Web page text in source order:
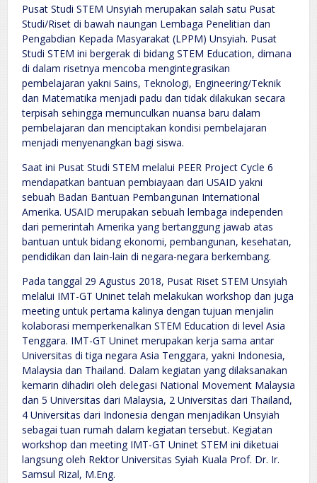
Pusat Studi STEM Unsyiah merupakan salah satu Pusat
Studi/Riset di bawah naungan Lembaga Penelitian dan
Pengabdian Kepada Masyarakat (LPPM) Unsyiah. Pusat
Studi STEM ini bergerak di bidang STEM Education, dimana
di dalam risetnya mencoba mengintegrasikan
pembelajaran yakni Sains, Teknologi, Engineering/Teknik
dan Matematika menjadi padu dan tidak dilakukan secara
terpisah sehingga memunculkan nuansa baru dalam
pembelajaran dan menciptakan kondisi pembelajaran
menjadi menyenangkan bagi siswa.
Saat ini Pusat Studi STEM melalui PEER Project Cycle 6
mendapatkan bantuan pembiayaan dari USAID yakni
sebuah Badan Bantuan Pembangunan International
Amerika. USAID merupakan sebuah lembaga independen
dari pemerintah Amerika yang bertanggung jawab atas
bantuan untuk bidang ekonomi, pembangunan, kesehatan,
pendidikan dan lain-lain di negara-negara berkembang.
Pada tanggal 29 Agustus 2018, Pusat Riset STEM Unsyiah
melalui IMT-GT Uninet telah melakukan workshop dan juga
meeting untuk pertama kalinya dengan tujuan menjalin
kolaborasi memperkenalkan STEM Education di level Asia
Tenggara. IMT-GT Uninet merupakan kerja sama antar
Universitas di tiga negara Asia Tenggara, yakni Indonesia,
Malaysia dan Thailand. Dalam kegiatan yang dilaksanakan
kemarin dihadiri oleh delegasi National Movement Malaysia
dan 5 Universitas dari Malaysia, 2 Universitas dari Thailand,
4 Universitas dari Indonesia dengan menjadikan Unsyiah
sebagai tuan rumah dalam kegiatan tersebut. Kegiatan
workshop dan meeting IMT-GT Uninet STEM ini diketuai
langsung oleh Rektor Universitas Syiah Kuala Prof. Dr. Ir.
Samsul Rizal, M.Eng.